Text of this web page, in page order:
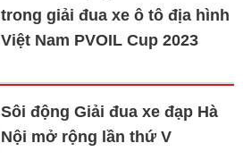
trong giải đua xe ô tô địa hình
Việt Nam PVOIL Cup 2023
Sôi động Giải đua xe đạp Hà
Nội mở rộng lần thứ V